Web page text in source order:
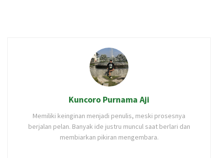
Kuncoro Purnama Aji
Memiliki keinginan menjadi penulis, meski prosesnya
berjalan pelan. Banyak ide justru muncul saat berlari dan
membiarkan pikiran mengembara.